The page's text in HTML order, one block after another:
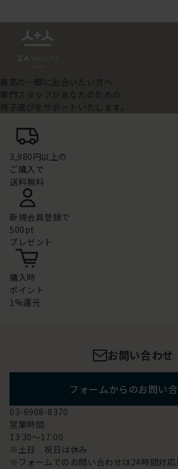
最高の一脚に出会いたい方へ
専門スタッフがあなたのための
椅子選びをサポートいたします。
3,980円以上の
ご購入で
送料無料
新規会員登録で
500pt
プレゼント
購入時
ポイント
1%還元
お問い合わせ
フォームからのお問い
03-6908-8370
営業時間
13:30～17:00
※土日 祝日は休み
※フォームでのお問い合わせは24時間対応